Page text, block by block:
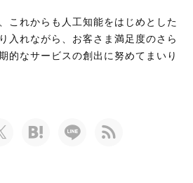
これからも人工知能をはじめとした
入れながら、お客さま満足度のさら
的なサービスの創出に努めてまいり